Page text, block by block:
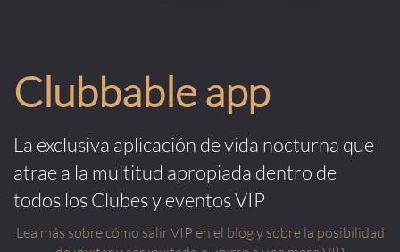
Clubbable app
La exclusiva aplicación de vida nocturna que
atrae a la multitud apropiada dentro de
todos los Clubes y eventos VIP
Lea más sobre cómo salir VIP en el blog y sobre la posibilidad